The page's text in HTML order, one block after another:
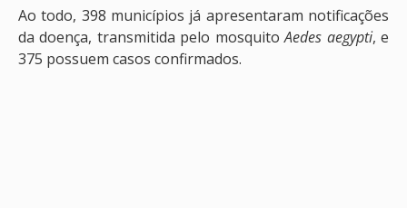
Ao todo, 398 municípios já apresentaram notificações
da doença, transmitida pelo mosquito Aedes aegypti, e
375 possuem casos confirmados.